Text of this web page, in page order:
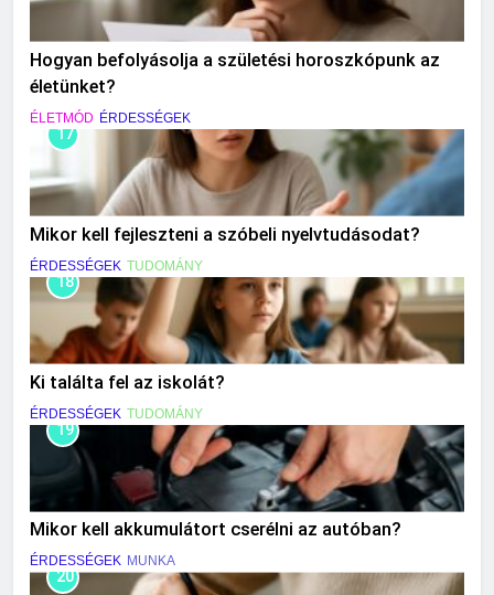
Hogyan befolyásolja a születési horoszkópunk az
életünket?
ÉLETMÓD ÉRDESSÉGEK
17
Mikor kell fejleszteni a szóbeli nyelvtudásodat?
ÉRDESSÉGEK TUDOMÁNY
18
Ki találta fel az iskolát?
ÉRDESSÉGEK TUDOMÁNY
19
Mikor kell akkumulátort cserélni az autóban?
ÉRDESSÉGEK MUNKA
20